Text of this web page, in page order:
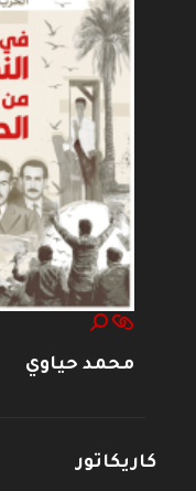
محمد حياوي
كاريكاتور